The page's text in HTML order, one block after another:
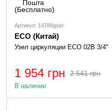
Артикул: 14788gser
ECO (Китай)
Узел циркуляции ECO 02B 3/4"
2 541 грн
1 954 грн
В наличии